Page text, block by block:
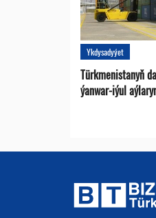
Ykdysadyýet
Türkmenistanyň
ýanwar-iýul